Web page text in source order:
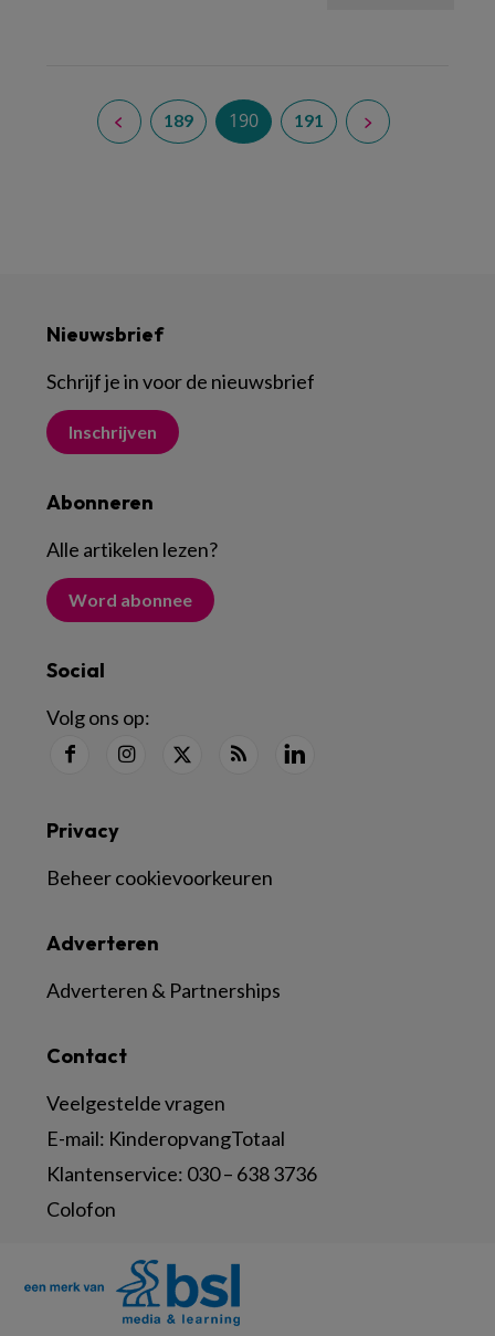
189 190 191
Nieuwsbrief
Schrijf je in voor de nieuwsbrief
Inschrijven
Abonneren
Alle artikelen lezen?
Word abonnee
Social
Volg ons op:
Contact
Veelgestelde vragen
E-mail: KinderopvangTotaal
Klantenservice: 030 – 638 3736
Colofon
Adverteren
Adverteren & Partnerships
Privacy
Beheer cookievoorkeuren